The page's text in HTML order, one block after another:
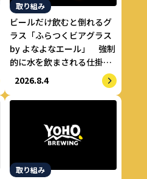
取り組み
ビールだけ飲むと倒れるグ
ラス「ふらつくビアグラス
by よなよなエール」 強制
的に水を飲まされる仕掛け
で適正飲酒を実現
2026.8.4
取り組み